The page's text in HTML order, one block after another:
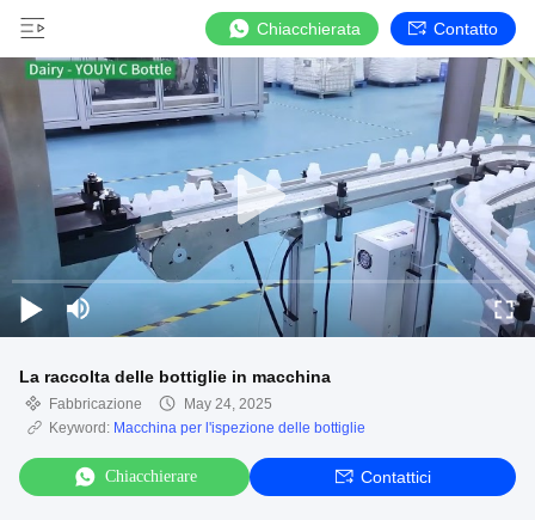
Chiacchierata Contatto
La raccolta delle bottiglie in macchina
Fabbricazione
May 24, 2025
Keyword: Macchina per l'ispezione delle bottiglie
Chiacchierare Contattici